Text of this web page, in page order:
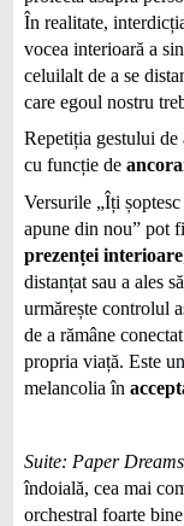
În realitate,
vocea interioară a
celuilalt de a se
care egoul nostru
Repetiția gestului
cu funcție de
Versurile „Îți
apune din nou” pot
prezenței interioare
distanțat sau a ales
urmărește controlul
de a rămâne
propria viață. Este
melancolia în
Suite: Paper Dreams
îndoială, cea mai
orchestral foarte